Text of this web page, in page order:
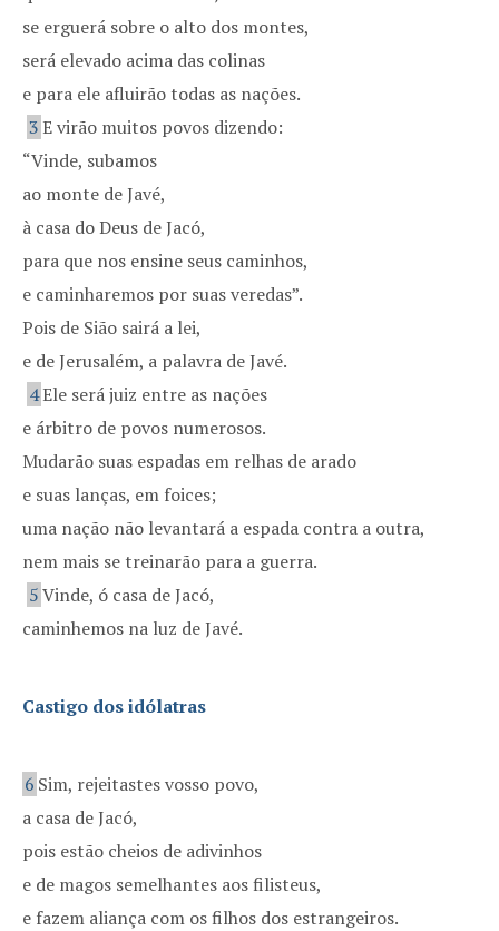
se erguerá sobre o alto dos montes,
será elevado acima das colinas
e para ele afluirão todas as nações.
3E virão muitos povos dizendo:
“Vinde, subamos
ao monte de Javé,
à casa do Deus de Jacó,
para que nos ensine seus caminhos,
e caminharemos por suas veredas”.
Pois de Sião sairá a lei,
e de Jerusalém, a palavra de Javé.
4Ele será juiz entre as nações
e árbitro de povos numerosos.
Mudarão suas espadas em relhas de arado
e suas lanças, em foices;
uma nação não levantará a espada contra a outra,
nem mais se treinarão para a guerra.
5Vinde, ó casa de Jacó,
caminhemos na luz de Javé.
Castigo dos idólatras
6 Sim, rejeitastes vosso povo,
a casa de Jacó,
pois estão cheios de adivinhos
e de magos semelhantes aos filisteus,
e fazem aliança com os filhos dos estrangeiros.